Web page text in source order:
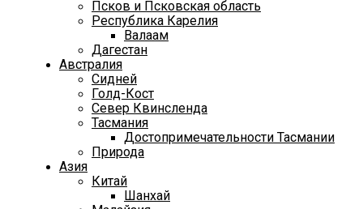
Псков и Псковская область
Республика Карелия
Валаам
Дагестан
Австралия
Сидней
Голд-Кост
Север Квинсленда
Тасмания
Достопримечательности Тасмании
Природа
Азия
Китай
Шанхай